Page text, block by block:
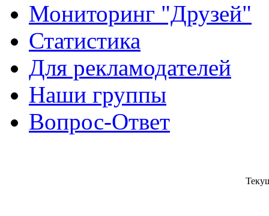
Мониторинг "Друзей"
Статистика
Для рекламодателей
Наши группы
Вопрос-Ответ